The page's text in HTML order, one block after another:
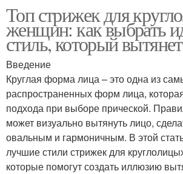
Топ стрижек для
женщин: как выбрать
стиль, который
Введение
Круглая форма лица – это одна из
распространенных форм лица,
подхода при выборе прической.
может визуально вытянуть лицо,
овальным и гармоничным. В этой
лучшие стили стрижек для
которые помогут создать иллюзию